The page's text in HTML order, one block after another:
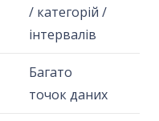
/ категорій /
інтервалів
Багато
точок даних